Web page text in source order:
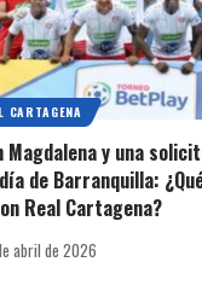
CARTAGENA
Magdalena y una
de Barranquilla:
Real Cartagena?
abril de 2026